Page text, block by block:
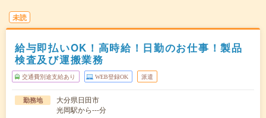
未読
給与即払いOK！高時給！日勤のお仕事！製品
検査及び運搬業務
交通費別途支給あり WEB登録OK 派遣
勤務地
大分県日田市
光岡駅から---分